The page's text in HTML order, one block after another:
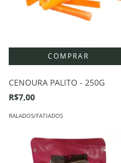
CENOURA PALITO - 250G
R$7,00
RALADOS/FATIADOS